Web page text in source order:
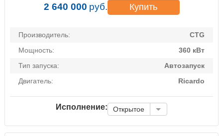
2 640 000 руб. Купить
Производитель:
CTG
Мощность:
360 кВт
Тип запуска:
Автозапуск
Двигатель:
Ricardo
Исполнение: Открытое